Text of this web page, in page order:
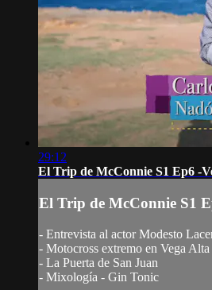
29:12
El Trip de McConnie S1 Ep6 -
El Trip de McConnie S1
- Entrevista al actor Modesto
- Motocross extremo en Vega Alta
- La Puerta de San Juan
- Mixología - Gin Tonic